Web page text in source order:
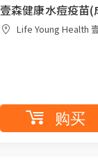
壹森健康水痘疫苗
Life Young Health
购买